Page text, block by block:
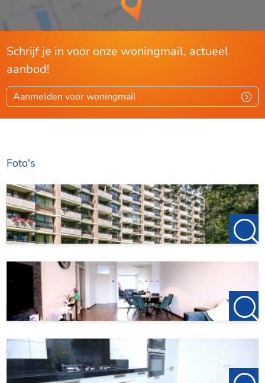
Schrijf je in voor onze woningmail, actueel
aanbod!
Aanmelden voor woningmail
Foto's